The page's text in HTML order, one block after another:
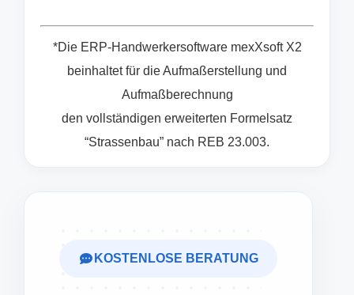
*Die ERP-Handwerkersoftware mexXsoft X2
beinhaltet für die Aufmaßerstellung und
Aufmaßberechnung
den vollständigen erweiterten Formelsatz
“Strassenbau” nach REB 23.003.
KOSTENLOSE BERATUNG